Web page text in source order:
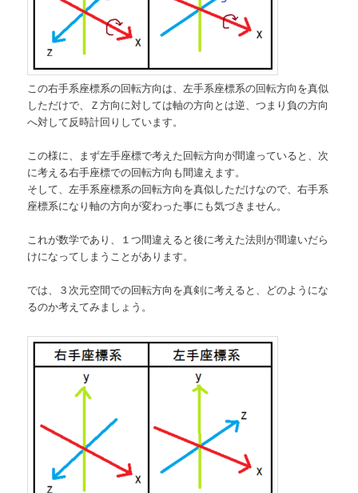
この右手系座標系の回転方向は、左手系座標系の回転方向を真似
しただけで、Ｚ方向に対しては軸の方向とは逆、つまり負の方向
へ対して反時計回りしています。
この様に、まず左手座標で考えた回転方向が間違っていると、次
に考える右手座標での回転方向も間違えます。
そして、左手系座標系の回転方向を真似しただけなので、右手系
座標系になり軸の方向が変わった事にも気づきません。
これが数学であり、１つ間違えると後に考えた法則が間違いだら
けになってしまうことがあります。
では、３次元空間での回転方向を真剣に考えると、どのようにな
るのか考えてみましょう。